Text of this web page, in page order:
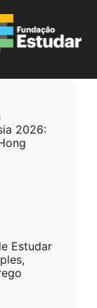
2026:
Estudar